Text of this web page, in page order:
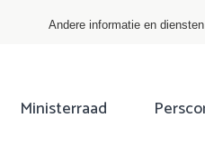
Andere informatie en
Ministerraad